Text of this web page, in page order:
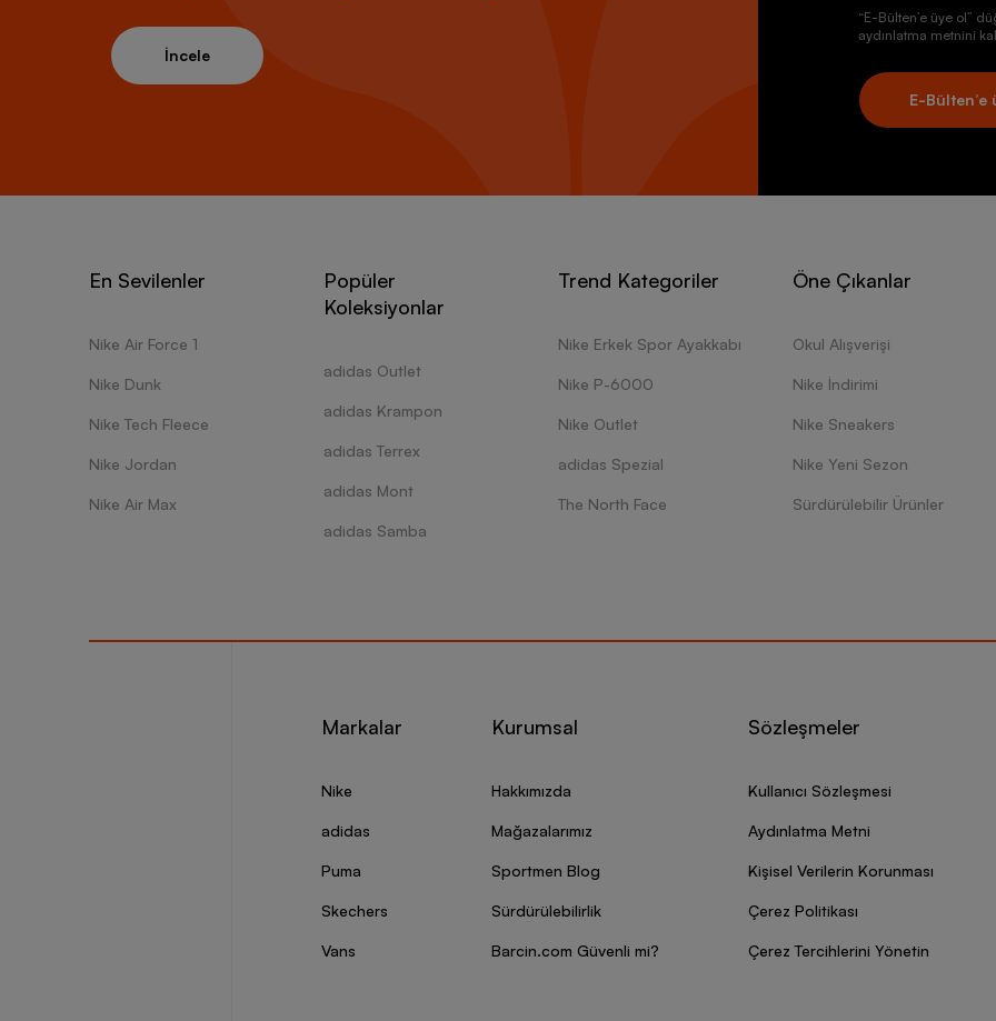
İncele
“E-Bülten’e üye ol”
aydınlatma metnini
E-Bülten’e
En Sevilenler
Nike Air Force 1
Nike Dunk
Nike Tech Fleece
Nike Jordan
Nike Air Max
Popüler
Koleksiyonlar
adidas Outlet
adidas Krampon
adidas Terrex
adidas Mont
adidas Samba
Trend Kategoriler
Nike Erkek Spor Ayakkabı
Nike P-6000
Nike Outlet
adidas Spezial
The North Face
Öne Çıkanlar
Okul Alışverişi
Nike İndirimi
Nike Sneakers
Nike Yeni Sezon
Sürdürülebilir Ürünler
Markalar
Nike
adidas
Puma
Skechers
Vans
Kurumsal
Hakkımızda
Mağazalarımız
Sportmen Blog
Sürdürülebilirlik
Barcin.com Güvenli mi?
Sözleşmeler
Kullanıcı Sözleşmesi
Aydınlatma Metni
Kişisel Verilerin Korunması
Çerez Politikası
Çerez Tercihlerini Yönetin